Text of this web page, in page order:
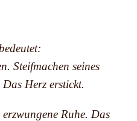
Steifmachen seines
Herz erstickt.
Ruhe. Das